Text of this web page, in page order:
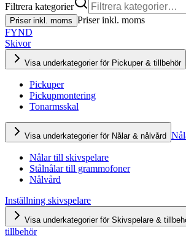
Filtrera kategorier
Priser inkl. moms Priser inkl. moms
FYND
Skivor
Visa underkategorier för Pickuper & tillbehör
Pickuper
Pickupmontering
Tonarmsskal
Visa underkategorier för Nålar & nålvård
Nålar till skivspelare
Stålnålar till grammofoner
Nålvård
Inställning skivspelare
Visa underkategorier för Skivspelare &
tillbehör